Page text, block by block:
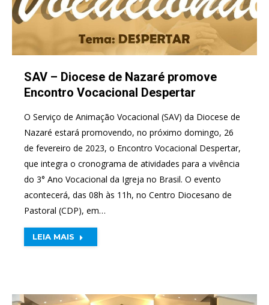
SAV – Diocese de Nazaré promove
Encontro Vocacional Despertar
O Serviço de Animação Vocacional (SAV) da Diocese de
Nazaré estará promovendo, no próximo domingo, 26
de fevereiro de 2023, o Encontro Vocacional Despertar,
que integra o cronograma de atividades para a vivência
do 3° Ano Vocacional da Igreja no Brasil. O evento
acontecerá, das 08h às 11h, no Centro Diocesano de
Pastoral (CDP), em…
LEIA MAIS